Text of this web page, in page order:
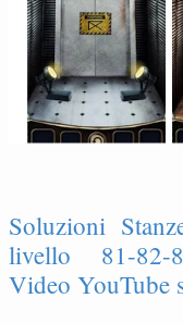
Soluzioni
livello 81-82-
Video YouTube